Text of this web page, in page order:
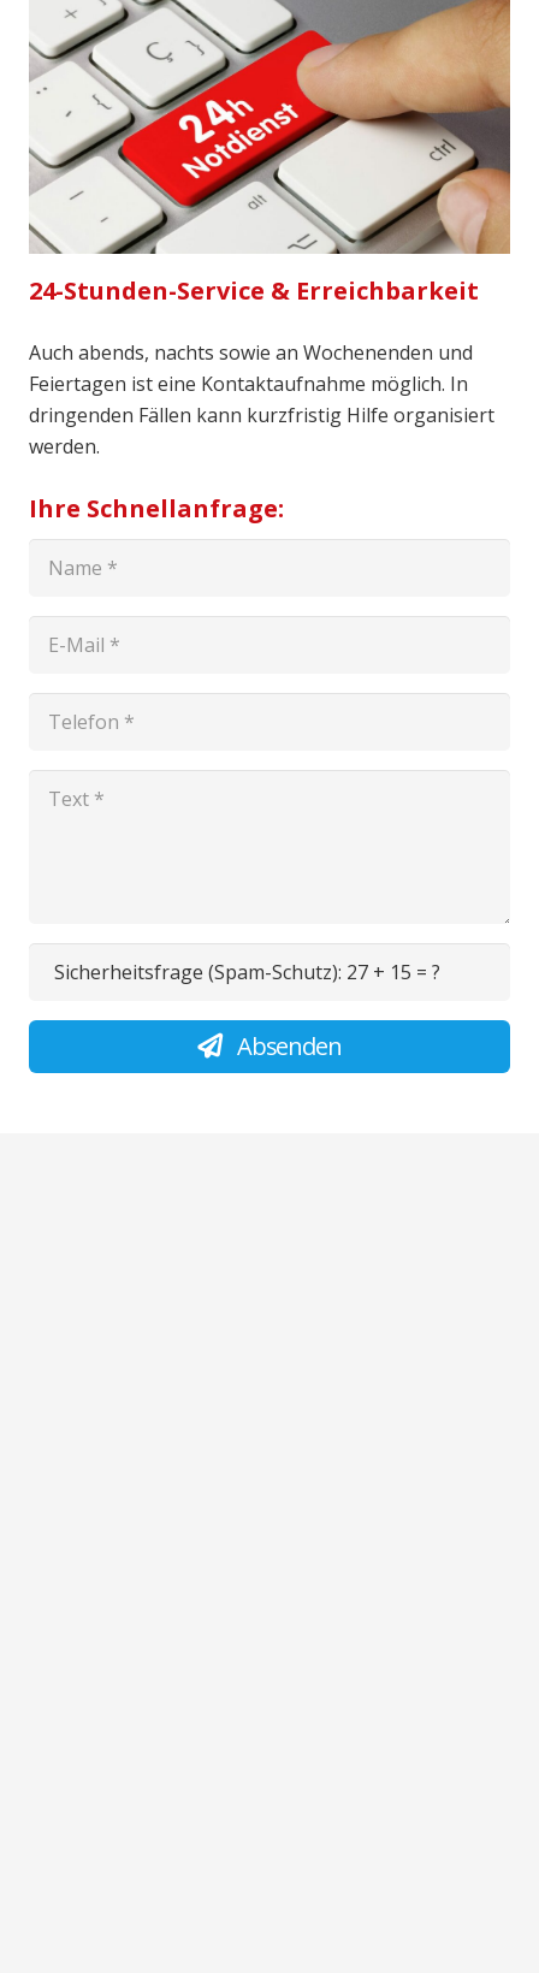
24-Stunden-Service & Erreichbarkeit
Auch abends, nachts sowie an Wochenenden und
Feiertagen ist eine Kontaktaufnahme möglich. In
dringenden Fällen kann kurzfristig Hilfe organisiert
werden.
Ihre Schnellanfrage:
Sicherheitsfrage (Spam-Schutz): 27 + 15 = ?
Absenden